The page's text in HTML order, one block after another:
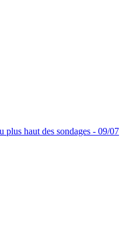
haut des sondages - 09/07